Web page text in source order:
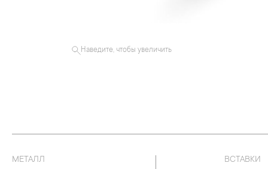
Наведите, чтобы увеличить
МЕТАЛЛ ВСТАВКИ